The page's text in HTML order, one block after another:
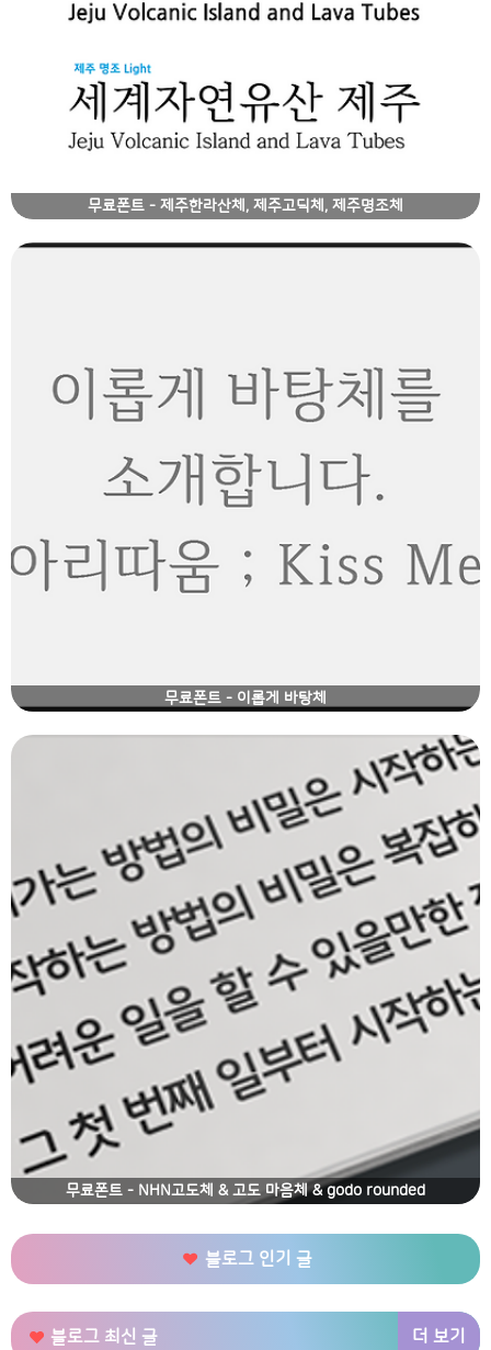
무료폰트 - 제주한라산체, 제주고딕체, 제주명조체
무료폰트 - 이롭게 바탕체
무료폰트 - NHN고도체 & 고도 마음체 & godo rounded
블로그 인기 글
블로그 최신 글 더 보기